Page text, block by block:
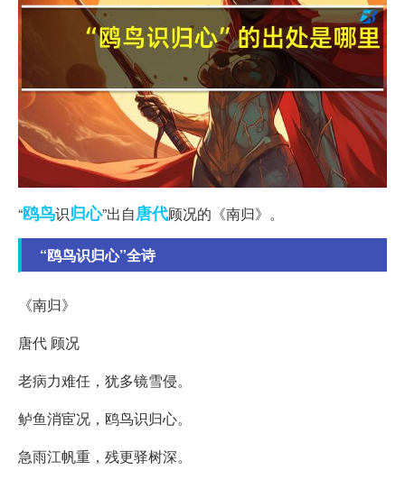
“鸥鸟识归心”出自唐代顾况的《南归》。
“鸥鸟识归心”全诗
《南归》
唐代 顾况
老病力难任，犹多镜雪侵。
鲈鱼消宦况，鸥鸟识归心。
急雨江帆重，残更驿树深。